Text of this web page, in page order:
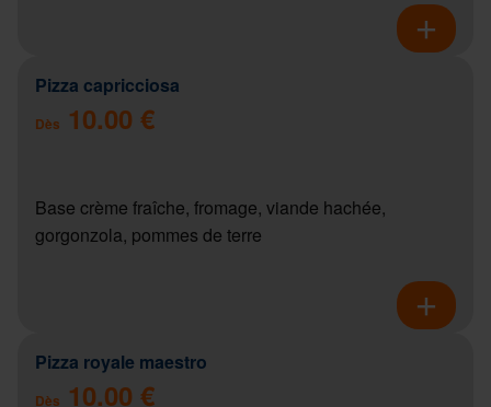
Pizza capricciosa
Dès 10.00 €
Base crème fraîche, fromage, viande hachée,
gorgonzola, pommes de terre
Pizza royale maestro
Dès 10.00 €